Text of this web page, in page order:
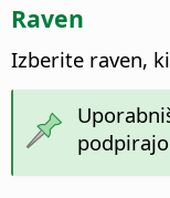
Raven
Izberite raven,